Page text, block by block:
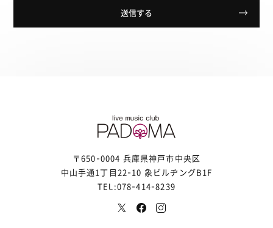
〒650-0004 兵庫県神戸市中央区
中山手通1丁目22-10 象ビルヂングB1F
TEL:078-414-8239